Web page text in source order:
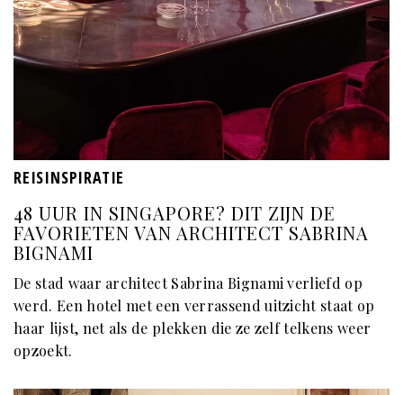
REISINSPIRATIE
48 UUR IN SINGAPORE? DIT ZIJN DE
FAVORIETEN VAN ARCHITECT SABRINA
BIGNAMI
De stad waar architect Sabrina Bignami verliefd op
werd. Een hotel met een verrassend uitzicht staat op
haar lijst, net als de plekken die ze zelf telkens weer
opzoekt.